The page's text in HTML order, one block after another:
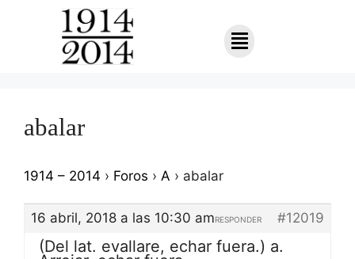
abalar
1914 – 2014 › Foros › A › abalar
16 abril, 2018 a las 10:30 am #12019
RESPONDER
(Del lat. evallare, echar fuera.) a.